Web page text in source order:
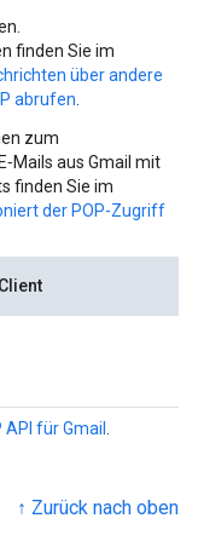
finden Sie im
über andere
abrufen
zum
aus Gmail mit
finden Sie im
der POP-Zugriff
API für Gmail
↑ Zurück nach oben